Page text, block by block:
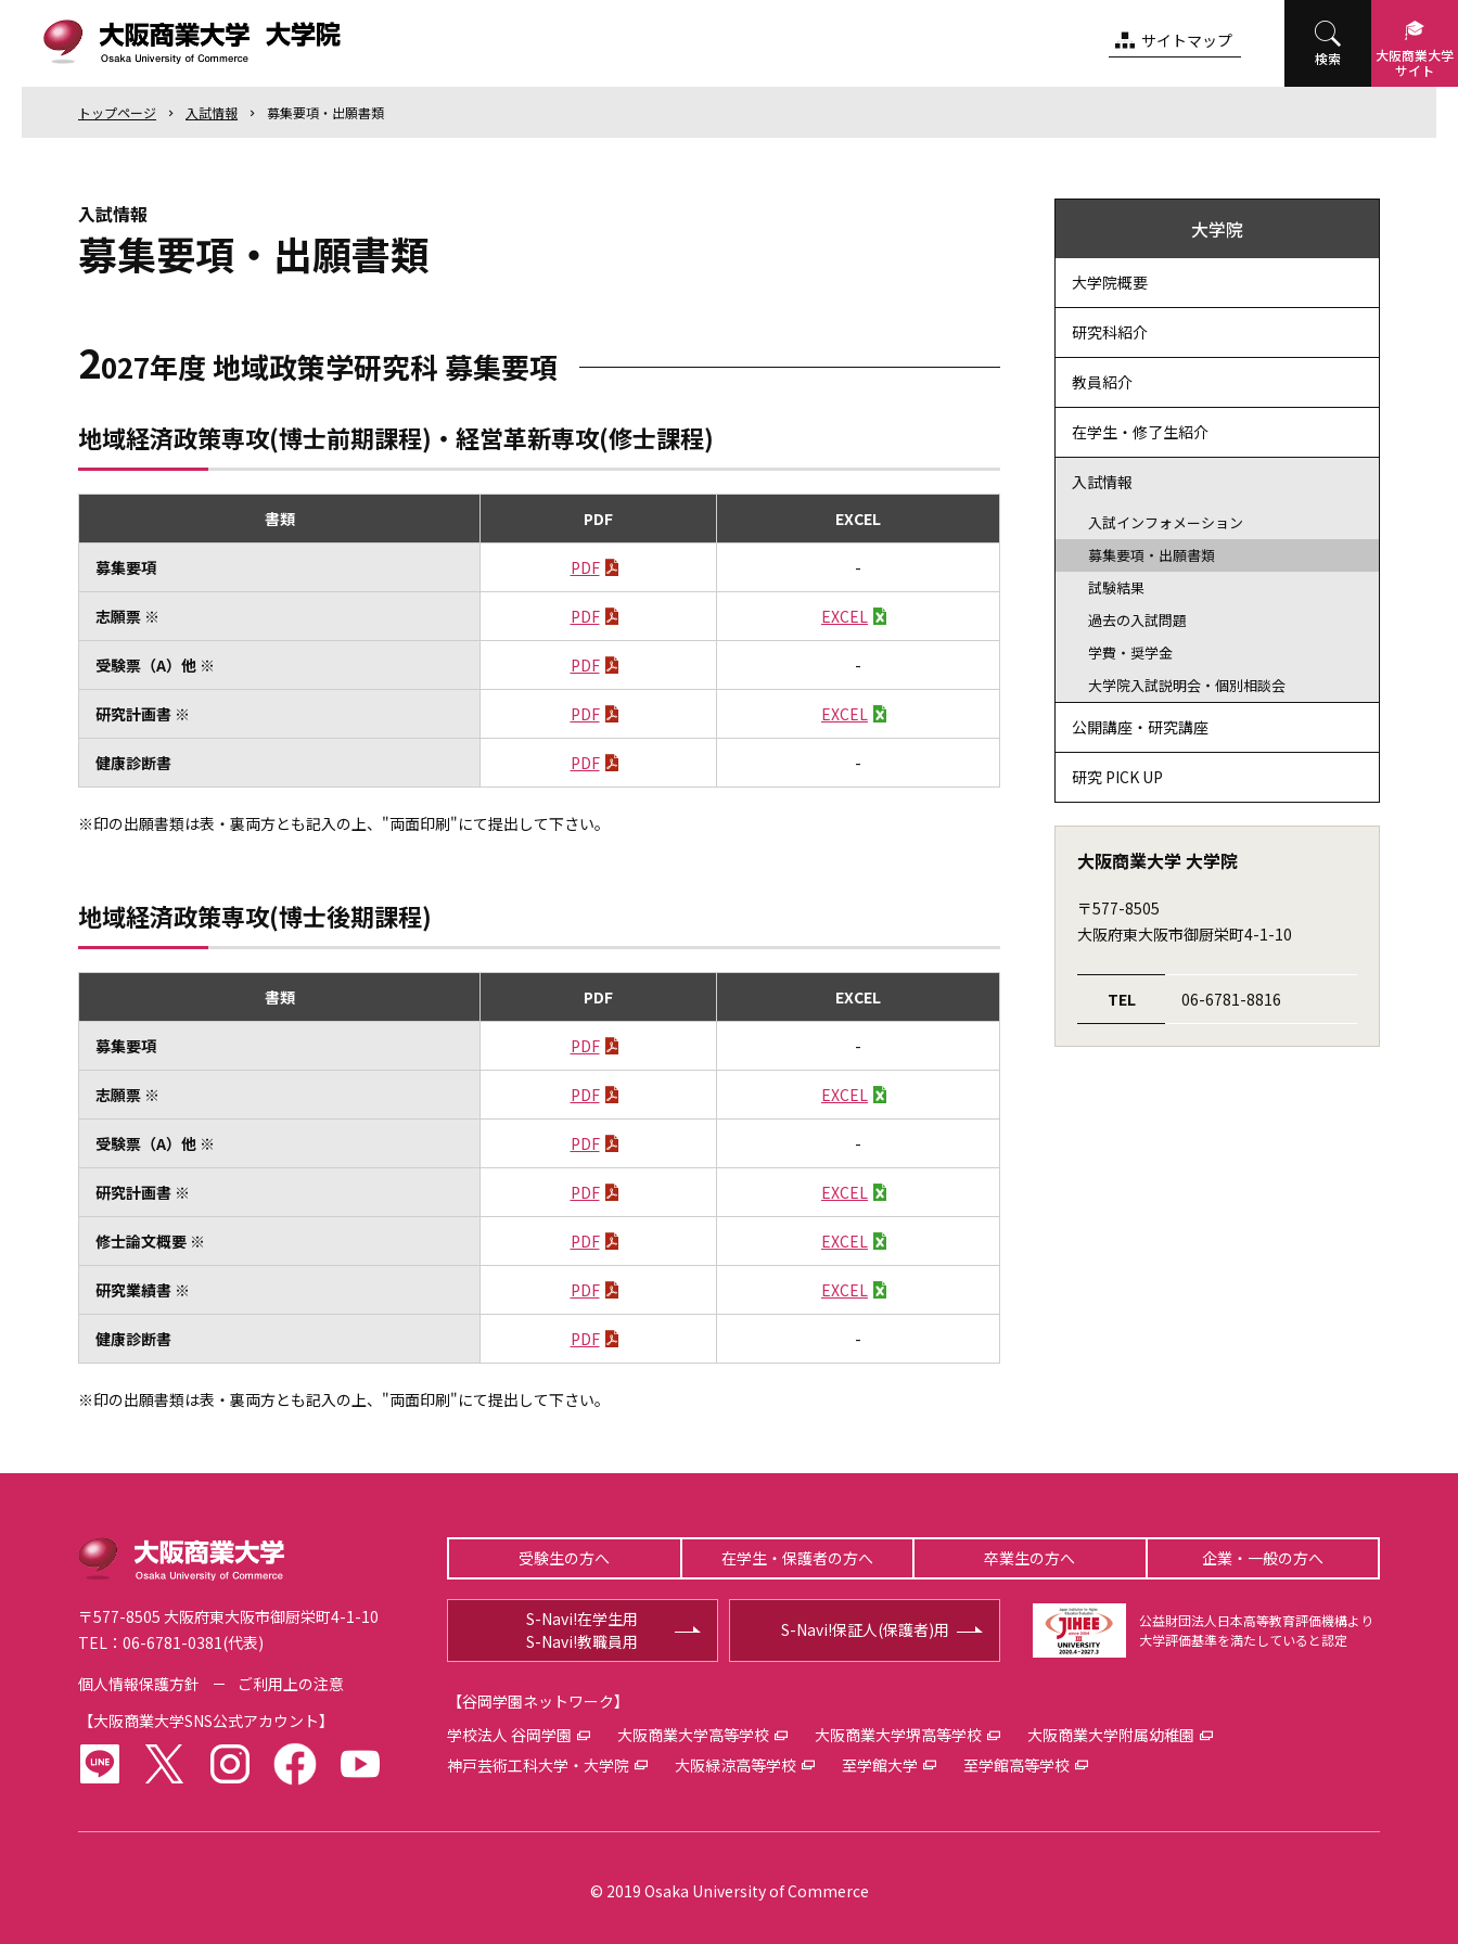
サイトマップ
検索 大阪商業大学
サイト
トップページ 入試情報 募集要項・出願書類
入試情報
募集要項・出願書類
2027年度 地域政策学研究科 募集要項
地域経済政策専攻(博士前期課程)・経営革新専攻(修士課程)
書類 PDF EXCEL
募集要項 PDF -
志願票 ※ PDF EXCEL
受験票（A）他 ※ PDF -
研究計画書 ※ PDF EXCEL
健康診断書 PDF -
※印の出願書類は表・裏両方とも記入の上、"両面印刷"にて提出して下さい。
地域経済政策専攻(博士後期課程)
書類 PDF EXCEL
募集要項 PDF -
志願票 ※ PDF EXCEL
受験票（A）他 ※ PDF -
研究計画書 ※ PDF EXCEL
修士論文概要 ※ PDF EXCEL
研究業績書 ※ PDF EXCEL
健康診断書 PDF -
※印の出願書類は表・裏両方とも記入の上、"両面印刷"にて提出して下さい。
大学院
大学院概要
研究科紹介
教員紹介
在学生・修了生紹介
入試情報
入試インフォメーション
募集要項・出願書類
試験結果
過去の入試問題
学費・奨学金
大学院入試説明会・個別相談会
公開講座・研究講座
研究 PICK UP
大阪商業大学 大学院
〒577-8505
大阪府東大阪市御厨栄町4-1-10
TEL 06-6781-8816
〒577-8505 大阪府東大阪市御厨栄町4-1-10
TEL：06-6781-0381(代表)
個人情報保護方針
ご利用上の注意
【
大阪商業大学SNS公式アカウント】
LINE
twitter instagram facebook
受験生の方へ 在学生・保護者の方へ 卒業生の方へ 企業・一般の方へ
S-Navi!在学生用
S-Navi!教職員用
S-Navi!保証人(保護者)用
公益財団法人日本高等教育評価機構より
大学評価基準を満たしていると認定
【谷岡学園ネットワーク】
学校法人 谷岡学園
大阪商業大学高等学校 大阪商業大学堺高等学校
大阪商業大学附属幼稚園
神戸芸術工科大学・大学院
大阪緑涼高等学校 至学館大学 至学館高等学校
© 2019 Osaka University of Commerce